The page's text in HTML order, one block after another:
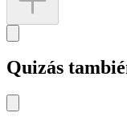
Quizás